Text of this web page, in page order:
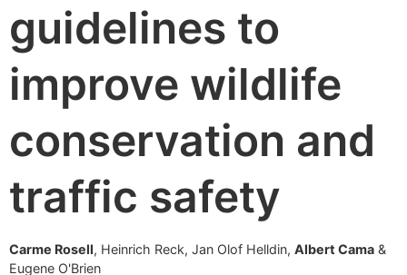
guidelines to
improve wildlife
conservation and
traffic safety
Carme Rosell, Heinrich Reck, Jan Olof Helldin, Albert Cama &
Eugene O'Brien